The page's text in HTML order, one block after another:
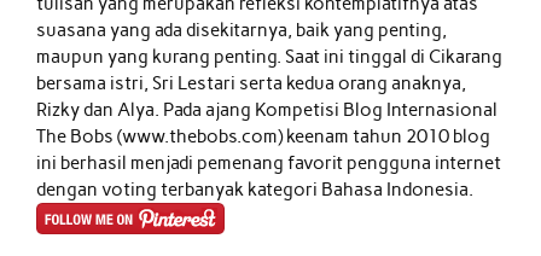
suasana yang ada disekitarnya, baik yang penting,
maupun yang kurang penting. Saat ini tinggal di Cikarang
bersama istri, Sri Lestari serta kedua orang anaknya,
Rizky dan Alya. Pada ajang Kompetisi Blog Internasional
The Bobs (www.thebobs.com) keenam tahun 2010 blog
ini berhasil menjadi pemenang favorit pengguna internet
dengan voting terbanyak kategori Bahasa Indonesia.